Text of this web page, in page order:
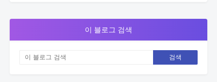
이 블로그 검색